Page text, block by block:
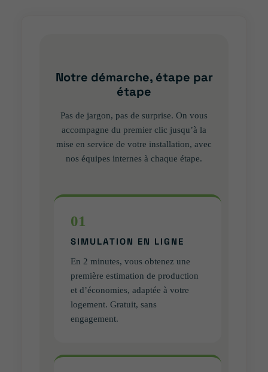
Notre démarche, étape par
étape
Pas de jargon, pas de surprise. On vous
accompagne du premier clic jusqu’à la
mise en service de votre installation, avec
nos équipes internes à chaque étape.
01
SIMULATION EN LIGNE
En 2 minutes, vous obtenez une
première estimation de production
et d’économies, adaptée à votre
logement. Gratuit, sans
engagement.